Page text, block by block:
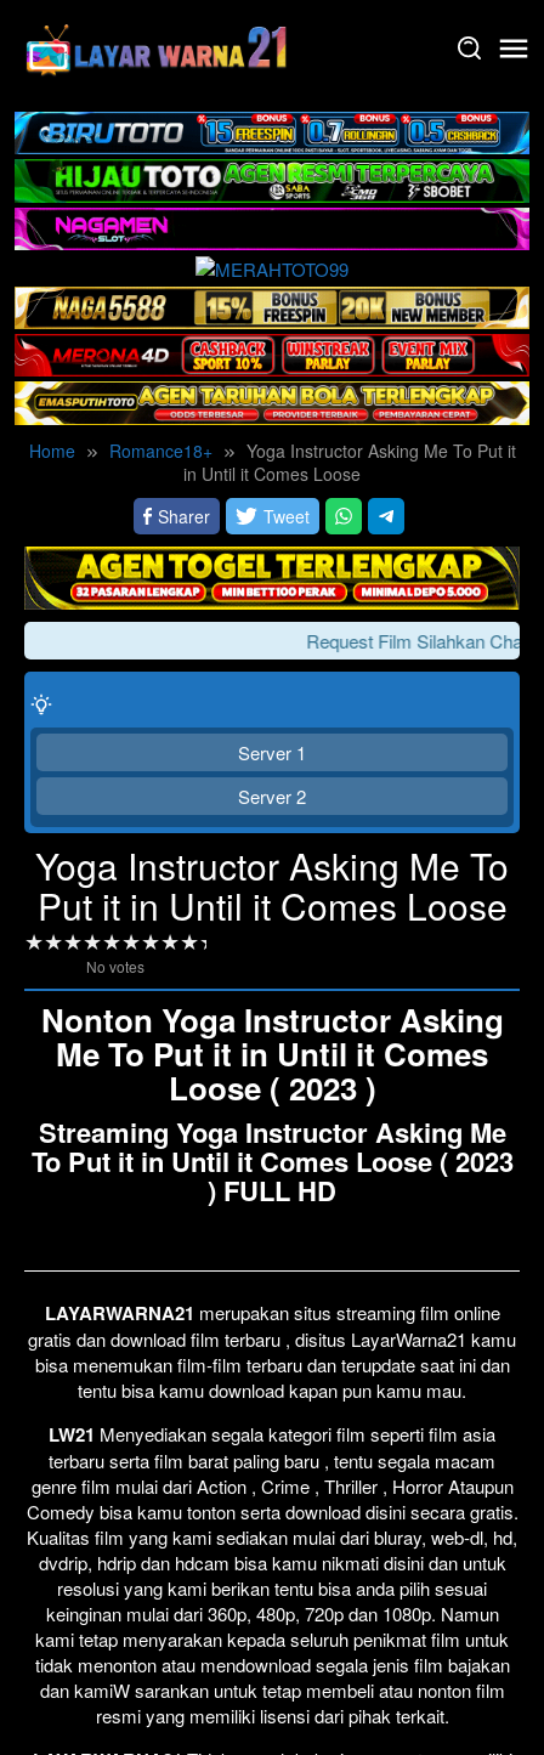
content
Home Romance18+
Yoga Instructor Asking Me To Put it
in Until it Comes Loose
Sharer
Tweet
Request Film Silahkan Chat
Lewati >>>
Click To Play
Server 1
Server 2
Yoga Instructor Asking Me To
Put it in Until it Comes Loose
No votes
Nonton Yoga Instructor Asking
Me To Put it in Until it Comes
Loose ( 2023 )
Streaming Yoga Instructor Asking Me
To Put it in Until it Comes Loose ( 2023
) FULL HD
LAYARWARNA21 merupakan situs streaming film online
gratis dan download film terbaru , disitus LayarWarna21 kamu
bisa menemukan film-film terbaru dan terupdate saat ini dan
tentu bisa kamu download kapan pun kamu mau.
LW21 Menyediakan segala kategori film seperti film asia
terbaru serta film barat paling baru , tentu segala macam
genre film mulai dari Action , Crime , Thriller , Horror Ataupun
Comedy bisa kamu tonton serta download disini secara gratis.
Kualitas film yang kami sediakan mulai dari bluray, web-dl, hd,
dvdrip, hdrip dan hdcam bisa kamu nikmati disini dan untuk
resolusi yang kami berikan tentu bisa anda pilih sesuai
keinginan mulai dari 360p, 480p, 720p dan 1080p. Namun
kami tetap menyarakan kepada seluruh penikmat film untuk
tidak menonton atau mendownload segala jenis film bajakan
dan kamiW sarankan untuk tetap membeli atau nonton film
resmi yang memiliki lisensi dari pihak terkait.